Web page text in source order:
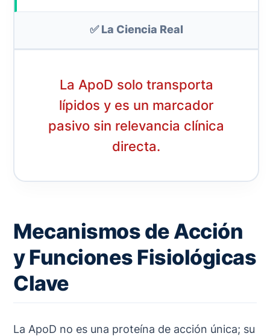
✅ La Ciencia Real
La ApoD solo transporta
lípidos y es un marcador
pasivo sin relevancia clínica
directa.
Mecanismos de Acción
y Funciones Fisiológicas
Clave
La ApoD no es una proteína de acción única; su